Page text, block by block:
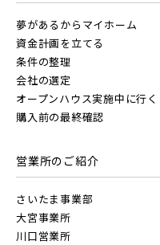
京成線
京成松戸線
京成押上線
JR東北本線 [宇都宮
JR高崎線
JR武蔵野線
JR常磐線 [各駅停車]
地図にあるご希望の
見学OK
す
画像
すべて
キッチン
こだわり条件
指定なし
夢があるからマイホーム
資金計画を立てる
条件の整理
会社の選定
オープンハウス実施中に行く
購入前の最終確認
営業所のご紹介
さいたま事業部
大宮事業所
川口営業所